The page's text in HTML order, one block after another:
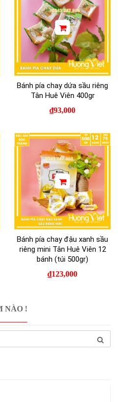
NÀO !
Bánh pía chay dứa sầu riêng
Tân Huê Viên 400gr
₫93,000
Bánh pía chay đậu xanh sầu
riêng mini Tân Huê Viên 12
bánh (túi 500gr)
₫123,000